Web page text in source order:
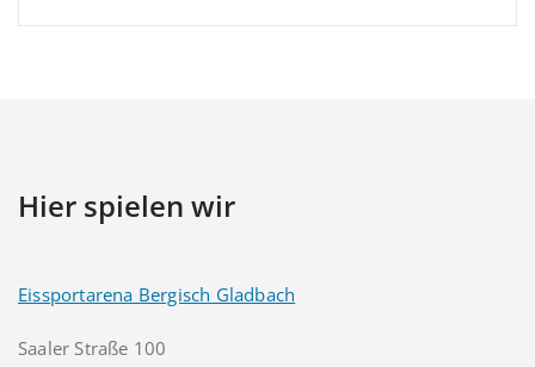
Hier spielen wir
Eissportarena Bergisch Gladbach
Saaler Straße 100